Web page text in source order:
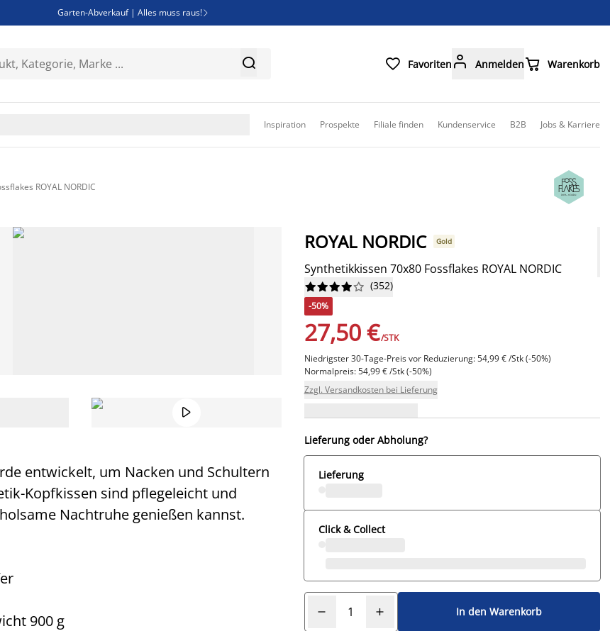
Garten-Abverkauf | Alles muss raus! 
Bist du Unternehmer? Entdecke JYSK-B2B   Favoriten  Anmelden Warenkorb
Inspiration Prospekte Filiale finden Kundenservice B2B Jobs & Karriere
ROYAL NORDIC

entwickelt, um Nacken und Schultern
Kopfkissen sind pflegeleicht und
Nachtruhe genießen kannst.
900 g
ROYAL NORDIC Gold
Synthetikkissen 70x80 Fossflakes ROYAL NORDIC





 (352)
-50%
27,50 €/STK
Niedrigster 30-Tage-Preis vor Reduzierung: 54,99 € /Stk (-50%)
Normalpreis: 54,99 € /Stk (-50%)
Zzgl. Versandkosten bei Lieferung
Lieferung oder Abholung?
Lieferung
Click & Collect
In den Warenkorb